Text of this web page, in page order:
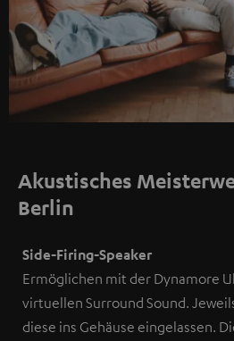
Akustisches
Berlin
Side-Firing-Speaker
Ermöglichen mit der Dynamore
virtuellen Surround Sound.
diese ins Gehäuse eingelassen.